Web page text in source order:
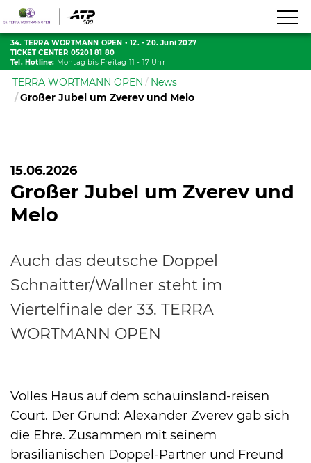
34. TERRA WORTMANN OPEN • 12. - 20. Juni 2027
TICKET CENTER 05201 81 80
Tel. Hotline: Montag bis Freitag 11 - 17 Uhr
TERRA WORTMANN OPEN
News
Großer Jubel um Zverev und Melo
15.06.2026
Großer Jubel um Zverev und
Melo
Auch das deutsche Doppel
Schnaitter/Wallner steht im
Viertelfinale der 33. TERRA
WORTMANN OPEN
Volles Haus auf dem schauinsland-reisen
Court. Der Grund: Alexander Zverev gab sich
die Ehre. Zusammen mit seinem
brasilianischen Doppel-Partner und Freund